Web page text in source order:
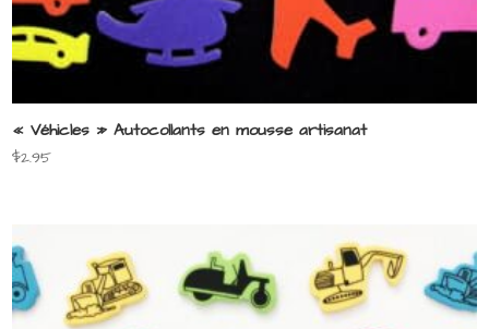
« Véhicles » Autocollants en mousse artisanat
$2.95